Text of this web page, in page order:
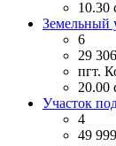
10.30
Земельный
6
29
пгт.
20.00
Участок
4
49